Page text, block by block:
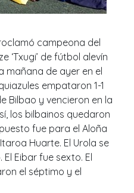
campeona del
‘Txugi’ de fútbol alevín
mañana de ayer en el
empataron 1-1
Bilbao y vencieron en la
los bilbainos quedaron
fue para el Aloña
Huarte. El Urola se
Eibar fue sexto. El
el séptimo y el